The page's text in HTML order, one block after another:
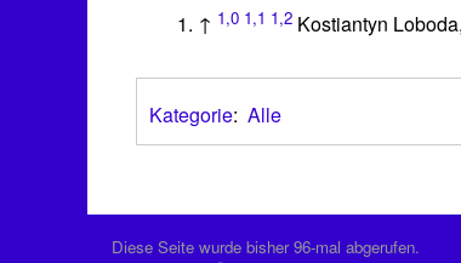
↑ 1,0 1,1 1,2 Kostiantyn
Kategorie: Alle
Diese Seite wurde bisher 96-mal abgerufen.